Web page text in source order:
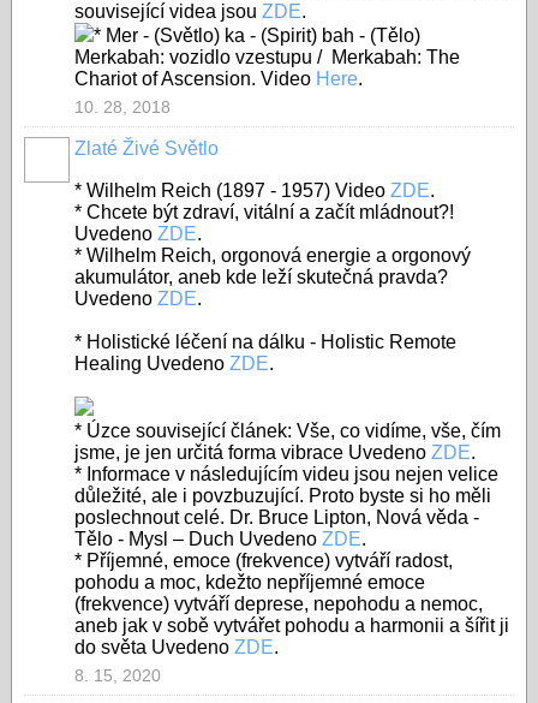
související videa jsou ZDE.
* Mer - (Světlo) ka - (Spirit) bah - (Tělo)
Merkabah: vozidlo vzestupu / Merkabah: The
Chariot of Ascension. Video Here.
10. 28, 2018
Zlaté Živé Světlo
* Wilhelm Reich (1897 - 1957) Video ZDE.
* Chcete být zdraví, vitální a začít mládnout?!
Uvedeno ZDE.
* Wilhelm Reich, orgonová energie a orgonový
akumulátor, aneb kde leží skutečná pravda?
Uvedeno ZDE.
* Holistické léčení na dálku - Holistic Remote
Healing Uvedeno ZDE.
* Úzce související článek: Vše, co vidíme, vše, čím
jsme, je jen určitá forma vibrace Uvedeno ZDE.
* Informace v následujícím videu jsou nejen velice
důležité, ale i povzbuzující. Proto byste si ho měli
poslechnout celé. Dr. Bruce Lipton, Nová věda -
Tělo - Mysl – Duch Uvedeno ZDE.
* Příjemné, emoce (frekvence) vytváří radost,
pohodu a moc, kdežto nepříjemné emoce
(frekvence) vytváří deprese, nepohodu a nemoc,
aneb jak v sobě vytvářet pohodu a harmonii a šířit ji
do světa Uvedeno ZDE.
8. 15, 2020